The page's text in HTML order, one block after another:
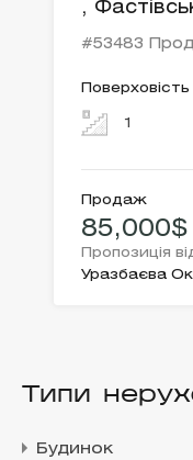
,
#53483
Поверховість
1
Продаж
85,000$
Пропозиція
Уразбаєва
Типи
Будинок